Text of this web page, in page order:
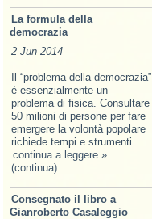
La formula della
democrazia
2 Jun 2014
Il “problema della democrazia”
è essenzialmente un
problema di fisica. Consultare
50 milioni di persone per fare
emergere la volontà popolare
richiede tempi e strumenti
continua a leggere » ...
(continua)
Consegnato il libro a
Gianroberto Casaleggio